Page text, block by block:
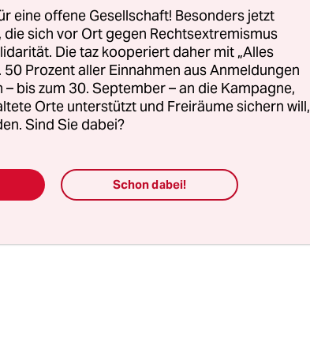
als die Zukunft
liberalen
der die noch immer
stärken will?
in letzter Minute noch
eine offene Gesellschaft! Besonders jetzt
die sich vor Ort gegen Rechtsextremismus
Die taz kooperiert daher mit „Alles
Prozent aller Einnahmen aus Anmeldungen
– bis zum 30. September – an die Kampagne,
Orte unterstützt und Freiräume sichern will,
Sind Sie dabei?
Schon dabei!